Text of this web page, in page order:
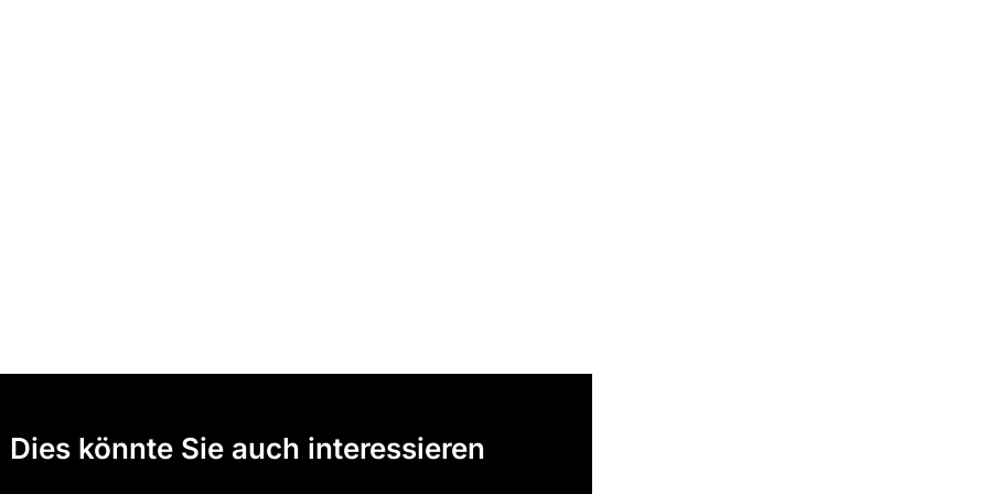
Dies könnte Sie auch interessieren